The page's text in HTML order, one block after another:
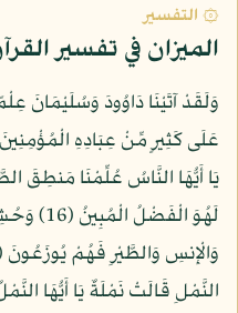
۞ التفسير
الميزان في تفسير
وَلَقَدْ آتَيْنَا دَاوُودَ وَسُلَيْمَانَ
يَا أَيُّهَا النَّاسُ عُلِّمْنَا مَنطِقَ
لَهُوَ
النَّمْلِ قَالَتْ نَمْلَةٌ يَا أَيُّهَا